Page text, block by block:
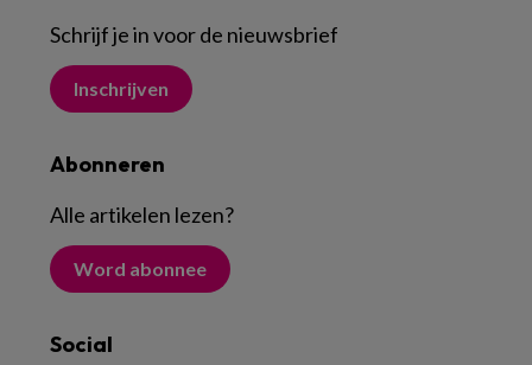
Schrijf je in voor de nieuwsbrief
Inschrijven
Abonneren
Alle artikelen lezen?
Word abonnee
Social